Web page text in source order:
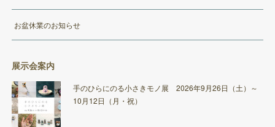
お盆休業のお知らせ
展示会案内
手のひらにのる小さきモノ展 2026年9月26日（土）～
10月12日（月・祝）